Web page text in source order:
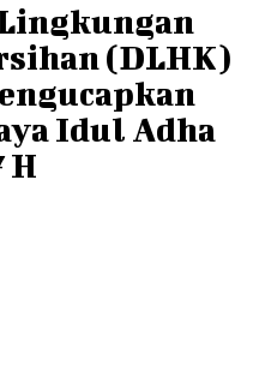
(DLHK)
Idul Adha
H